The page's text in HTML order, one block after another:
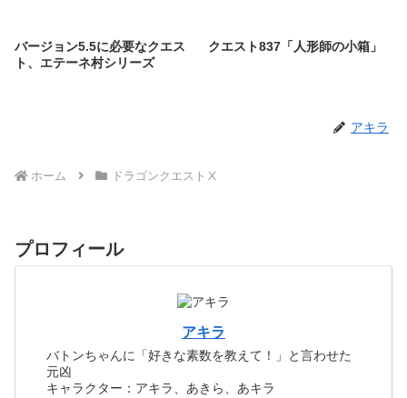
バージョン5.5に必要なクエス
ト、エテーネ村シリーズ
クエスト837「人形師の小箱」
アキラ
ホーム ドラゴンクエストⅩ
プロフィール
アキラ
バトンちゃんに「好きな素数を教えて！」と言わせた
元凶
キャラクター：アキラ、あきら、あキラ